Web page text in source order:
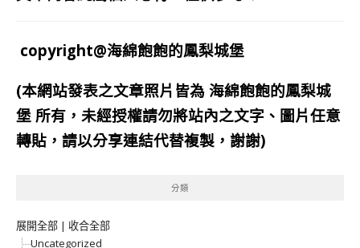
copyright@海綿飽飽的鳳梨城堡
(本網站發表之文章照片皆為 海綿飽飽的鳳梨城
堡 所有，未經授權請勿將站內之文字、圖片任意
轉貼，請以分享連結代替複製，謝謝)
分類
展開全部 | 收合全部
Uncategorized